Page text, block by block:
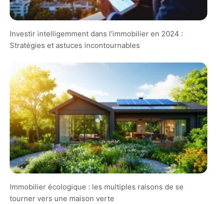
Investir intelligemment dans l’immobilier en 2024 :
Stratégies et astuces incontournables
Immobilier écologique : les multiples raisons de se
tourner vers une maison verte